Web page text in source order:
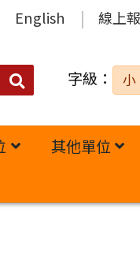
English 線上
搜
字級： 小
其他單位